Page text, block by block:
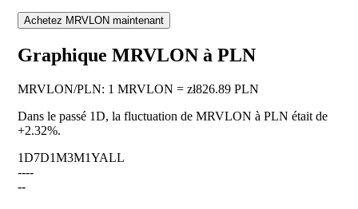
Achetez MRVLON maintenant
Graphique MRVLON à PLN
MRVLON/PLN: 1 MRVLON = zł826.89 PLN
Dans le passé 1D, la fluctuation de MRVLON à PLN était de
+2.32%.
1D7D1M3M1YALL
----
--